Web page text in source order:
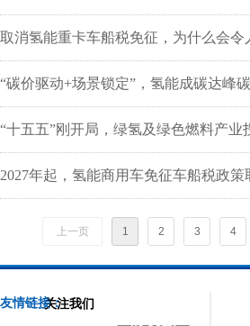
“碳价驱动+场景锁定”，氢能成碳达峰
“十五五”刚开局，绿氢及绿色燃料产业
2027年起，氢能商用车免征车船税政策
上一页 1 2 3 4
关注我们
友情链接：